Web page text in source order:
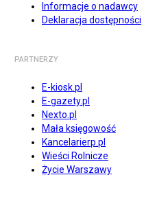
Informacje o nadawcy
Deklaracja dostępności
PARTNERZY
E-kiosk.pl
E-gazety.pl
Nexto.pl
Mała księgowość
Kancelarierp.pl
Wieści Rolnicze
Życie Warszawy